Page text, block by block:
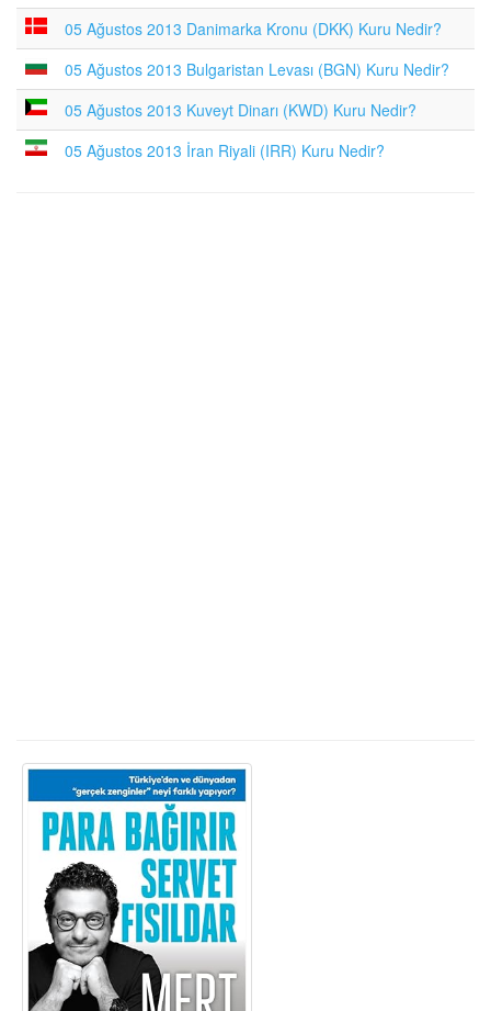
05 Ağustos 2013 Danimarka Kronu (DKK) Kuru Nedir?
05 Ağustos 2013 Bulgaristan Levası (BGN) Kuru Nedir?
05 Ağustos 2013 Kuveyt Dinarı (KWD) Kuru Nedir?
05 Ağustos 2013 İran Riyali (IRR) Kuru Nedir?